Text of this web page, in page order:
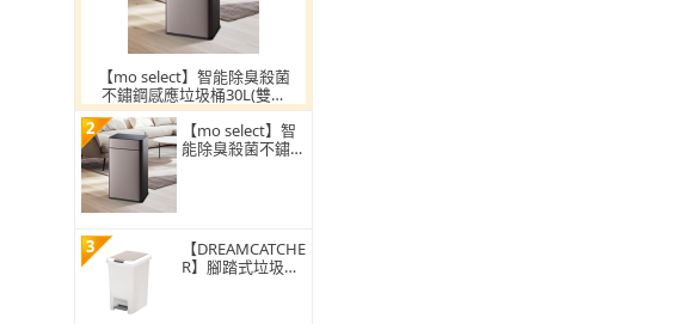
【mo select】智能除臭殺菌
不鏽鋼感應垃圾桶30L(雙開
蓋/大容量/附充電電池/mo選)
2
【mo select】智
能除臭殺菌不鏽鋼
3
【DREAMCATCHE
R】腳踏式垃圾桶